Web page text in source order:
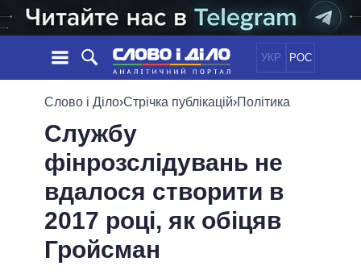
УКР РОС
НОВИНИ
СТРІЧКА
ПОДІЇ
СТАТТІ
ДУМКИ
ОГЛЯДИ
ДАЙДЖЕСТИ
ЕКОНОМІКА
СУСПІЛЬСТВО
СВІТ
ПОЛIТИКИ
УСІ ПОЛІТИКИ
ПРЕЗИДЕНТ І ОФІС
ВЕРХОВНА РАДА
ІНФОГРАФІКА
Слово і Діло›Стрічка публікацій›Політика
Службу
фінрозслідувань не
вдалося створити в
2017 році, як обіцяв
Гройсман